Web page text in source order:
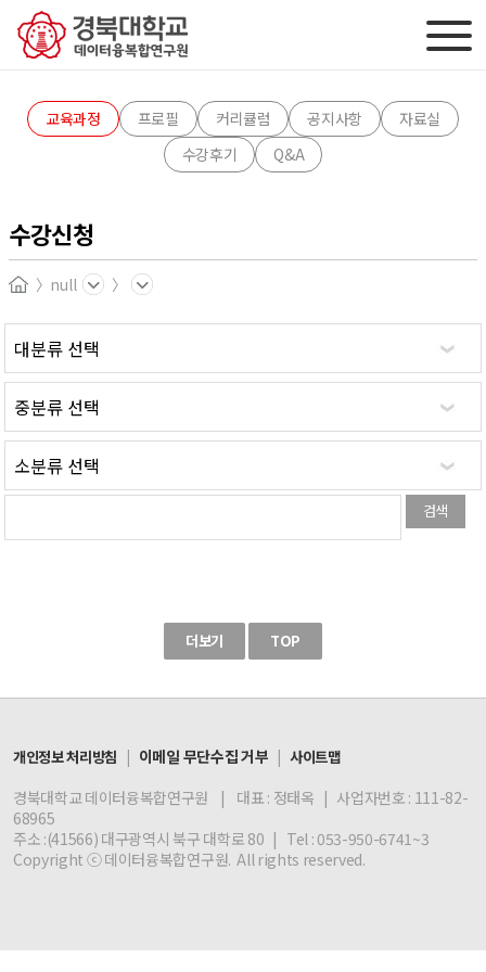
교육과정 프로필 커리큘럼 공지사항
자료실
수강후기
Q&A
수강신청
Homenull
검색
더보기 TOP
개인정보 처리방침 | 이메일 무단수집 거부 | 사이트맵
경북대학교 데이터융복합연구원 | 대표 : 정태옥 | 사업자번호 : 111-82-
68965
주소 :(41566) 대구광역시 북구 대학로 80 | Tel : 053-950-6741~3
Copyright ⓒ 데이터융복합연구원. All rights reserved.